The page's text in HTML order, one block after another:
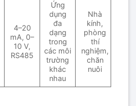
4–20
mA, 0–
10 V,
RS485
Ứng
dụng
đa
dạng
trong
các môi
trường
khác
nhau
Nhà
kính,
phòng
thí
nghiệm,
chăn
nuôi